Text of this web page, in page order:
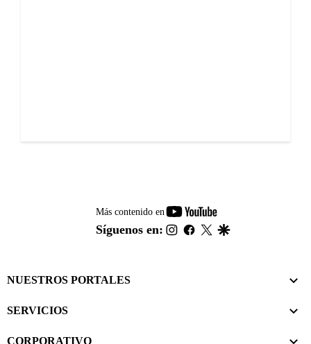
Más contenido en
youtube-
footer
Síguenos en: instagram
facebook
twitter
NUESTROS PORTALES
SERVICIOS
CORPORATIVO